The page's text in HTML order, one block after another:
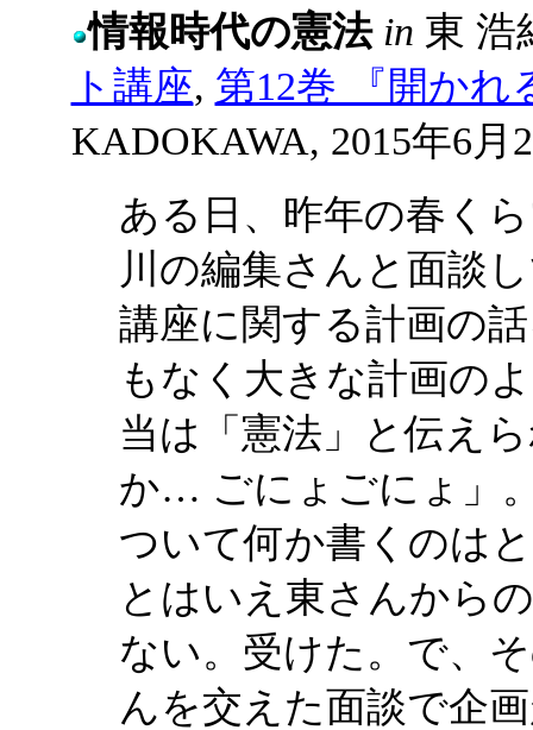
情報時代の憲法 in 東 浩
ト講座, 第12巻 『開かれ
KADOKAWA, 2015年6月
ある日、昨年の春く
川の編集さんと面談
講座に関する計画の
もなく大きな計画の
当は「憲法」と伝え
か… ごにょごにょ」
ついて何か書くのは
とはいえ東さんから
ない。受けた。で、
んを交えた面談で企